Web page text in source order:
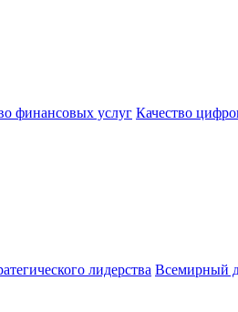
финансовых услуг Качество
лидерства Всемирный